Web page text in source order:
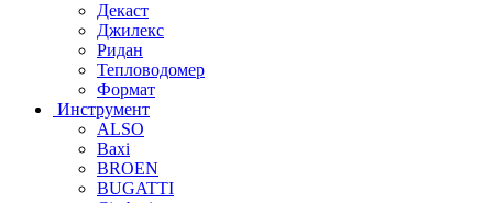
Декаст
Джилекс
Ридан
Тепловодомер
Формат
Инструмент
ALSO
Baxi
BROEN
BUGATTI